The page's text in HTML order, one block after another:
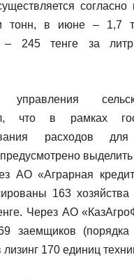
тонн, в июне – 1,7
– 245 тенге за
управления
что в рамках
расходов для
АО «Аграрная
163
Через АО
заемщиков
170 единиц